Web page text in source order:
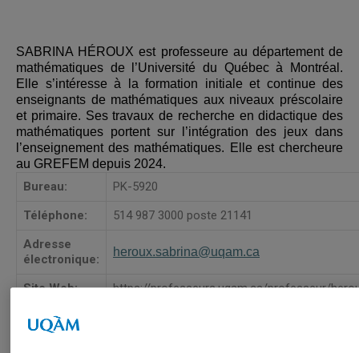
SABRINA HÉROUX est professeure au département de
mathématiques de l’Université du Québec à Montréal.
Elle s’intéresse à la formation initiale et continue des
enseignants de mathématiques aux niveaux préscolaire
et primaire. Ses travaux de recherche en didactique des
mathématiques portent sur l’intégration des jeux dans
l’enseignement des mathématiques. Elle est chercheure
au GREFEM depuis 2024.
Bureau:
PK-5920
Téléphone:
514 987 3000 poste 21141
Adresse
électronique:
heroux.sabrina@uqam.ca
Site Web: https://professeurs.uqam.ca/professeur/